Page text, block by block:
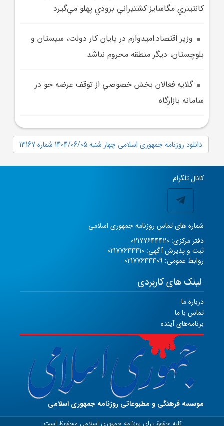
کانتينري مگاسايز کشتيراني بزودي پهلو مي‌گيرد
وزير اقتصاد:اميدوارم در پايان کار دولت، سيستان و
بلوچستان، ديگر منطقه محروم نباشد
گلايه فعالان بخش خصوصي از توقف عرضه جو در
سامانه بازارگاه
دانلود روزنامه جمهوری اسلامی چهار شنبه 1404/06/05 شماره 13167
کانال تلگرام
شماره های تماس روزنامه جمهوری اسلامی
دفتر مرکزی: 02177644420
ثبت و پذیرش آگهی: 02177644410
روابط عمومی: 02177644409
لینک های کاربردی
درباره ما
تماس با ما
برنامه‌های آینده
موسسه فرهنگی و مطبوعاتی روزنامه جمهوری اسلامی
کلیه حقوق برای روزنامه جمهوری اسلامی محفوظ است.